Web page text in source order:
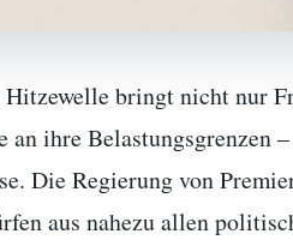
bringt nicht nur
an ihre Belastungsgrenzen
Die Regierung von
aus nahezu allen